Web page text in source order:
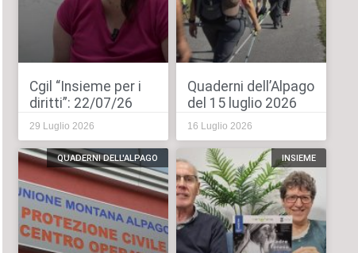
Cgil “Insieme per i
diritti”: 22/07/26
29 Luglio 2026
Quaderni dell’Alpago
del 15 luglio 2026
16 Luglio 2026
QUADERNI DELL'ALPAGO INSIEME